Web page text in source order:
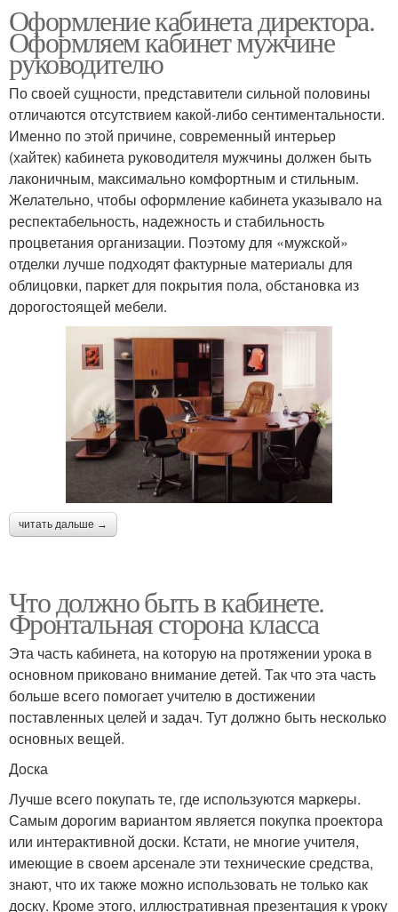
Оформление кабинета директора.
Оформляем кабинет мужчине
руководителю
По своей сущности, представители сильной половины
отличаются отсутствием какой-либо сентиментальности.
Именно по этой причине, современный интерьер
(хайтек) кабинета руководителя мужчины должен быть
лаконичным, максимально комфортным и стильным.
Желательно, чтобы оформление кабинета указывало на
респектабельность, надежность и стабильность
процветания организации. Поэтому для «мужской»
отделки лучше подходят фактурные материалы для
облицовки, паркет для покрытия пола, обстановка из
дорогостоящей мебели.
читать дальше →
Что должно быть в кабинете.
Фронтальная сторона класса
Эта часть кабинета, на которую на протяжении урока в
основном приковано внимание детей. Так что эта часть
больше всего помогает учителю в достижении
поставленных целей и задач. Тут должно быть несколько
основных вещей.
Доска
Лучше всего покупать те, где используются маркеры.
Самым дорогим вариантом является покупка проектора
или интерактивной доски. Кстати, не многие учителя,
имеющие в своем арсенале эти технические средства,
знают, что их также можно использовать не только как
доску. Кроме этого, иллюстративная презентация к уроку